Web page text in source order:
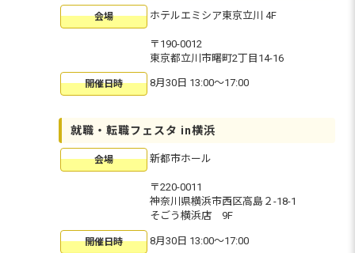
会場 ホテルエミシア東京立川 4F
〒190-0012
東京都立川市曙町2丁目14-16
開催日時 8月30日 13:00〜17:00
就職・転職フェスタ in横浜
会場 新都市ホール
〒220-0011
神奈川県横浜市西区高島２-18-1
そごう横浜店 9F
開催日時 8月30日 13:00〜17:00